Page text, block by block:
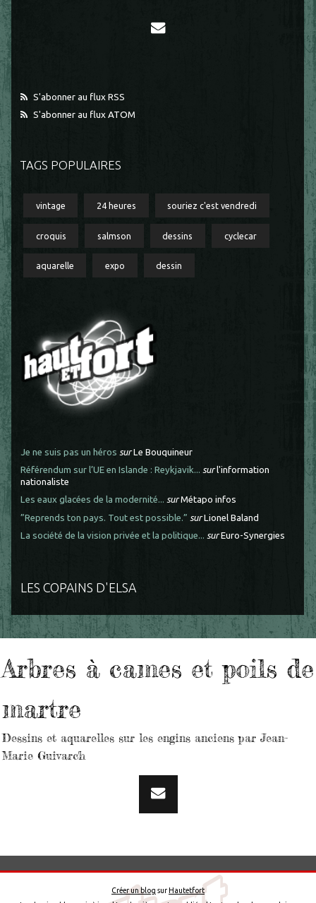
S'abonner au flux RSS
S'abonner au flux ATOM
TAGS POPULAIRES
vintage 24 heures souriez c'est vendredi
croquis salmson dessins cyclecar
aquarelle expo dessin
Je ne suis pas un héros surLe Bouquineur
Référendum sur l’UE en Islande : Reykjavik... surl'information
nationaliste
Les eaux glacées de la modernité... surMétapo infos
”Reprends ton pays. Tout est possible.” surLionel Baland
La société de la vision privée et la politique... surEuro-Synergies
LES COPAINS D'ELSA
Arbres à cames et poils de
martre
Dessins et aquarelles sur les engins anciens par Jean-
Marie Guivarc'h
Créer un blog surHautetfort